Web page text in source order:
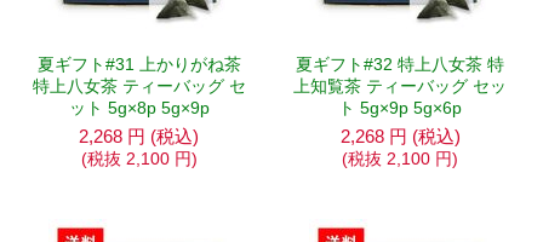
夏ギフト#31 上かりがね茶
特上八女茶 ティーバッグ セ
ット 5g×8p 5g×9p
2,268 円 (税込)
(税抜 2,100 円)
夏ギフト#32 特上八女茶 特
上知覧茶 ティーバッグ セッ
ト 5g×9p 5g×6p
2,268 円 (税込)
(税抜 2,100 円)